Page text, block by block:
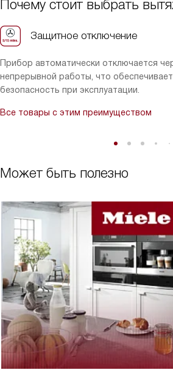
Вытяжка действительно облегчает
приготовления пищи более приятным и
Рекомендую всем!
Почему стоит выбрать
Защитное отключение
Прибор автоматически отключается
непрерывной работы, что
безопасность при эксплуатации.
Все товары с этим преимуществом
Может быть полезно